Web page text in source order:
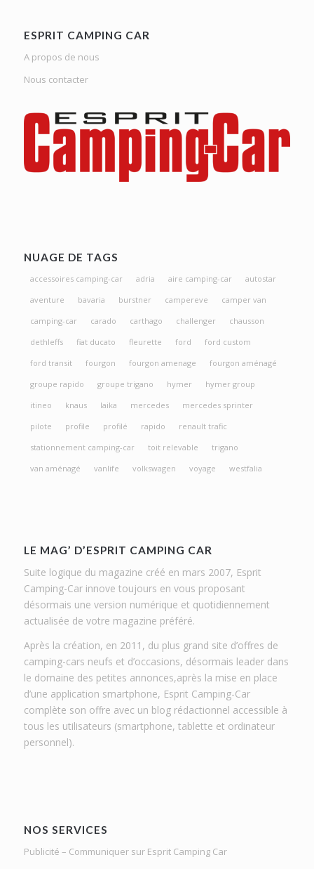
ESPRIT CAMPING CAR
A propos de nous
Nous contacter
NUAGE DE TAGS
accessoires camping-car adria aire camping-car
autostar
aventure
bavaria burstner campereve
camper van
camping-car
carado carthago challenger
chausson
dethleffs
fiat ducato fleurette ford
ford custom
ford transit
fourgon fourgon amenage
fourgon aménagé
groupe rapido
groupe trigano hymer
hymer group
itineo
knaus laika mercedes
mercedes sprinter
pilote
profile profilé rapido
renault trafic
stationnement camping-car
toit relevable
trigano
van aménagé
vanlife volkswagen voyage westfalia
LE MAG’ D’ESPRIT CAMPING CAR
Suite logique du magazine créé en mars 2007, Esprit
Camping-Car innove toujours en vous proposant
désormais une version numérique et quotidiennement
actualisée de votre magazine préféré.
Après la création, en 2011, du plus grand site d’offres de
camping-cars neufs et d’occasions, désormais leader dans
le domaine des petites annonces,après la mise en place
d’une application smartphone, Esprit Camping-Car
complète son offre avec un blog rédactionnel accessible à
tous les utilisateurs (smartphone, tablette et ordinateur
personnel).
NOS SERVICES
Publicité – Communiquer sur Esprit Camping Car